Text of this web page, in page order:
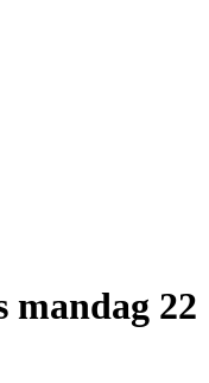
mandag 22